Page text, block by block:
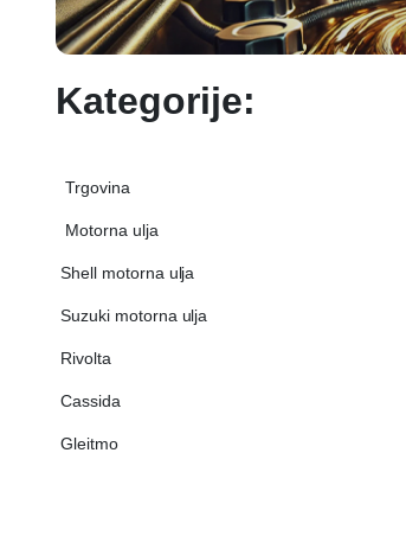
Kategorije:
‏‏‎ ‏‏‎ ‎‎Trgovina‏‏‎ ‎
‏‏‎ ‎Rivolta‏‏‎ ‎
‏‏‎ ‎Cassida‏‏‎ ‎
‏‏‎ ‎Gleitmo‏‏‎ ‎